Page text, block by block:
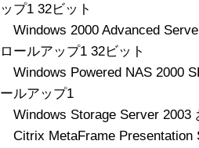
ップ1 32ビット
Windows 2000 Advanced
ロールアップ1 32ビット
Windows Powered NAS 2000
ールアップ1
Windows Storage Server 2003
Citrix MetaFrame Presentation